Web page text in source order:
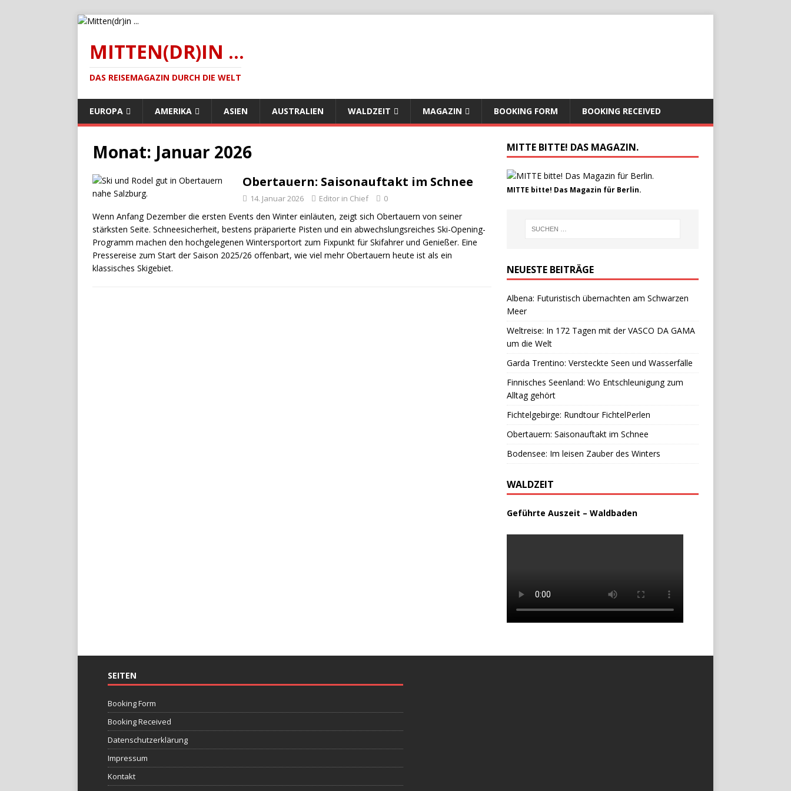
MITTEN(DR)IN ...
DAS REISEMAGAZIN DURCH DIE WELT
EUROPA AMERIKA ASIEN AUSTRALIEN WALDZEIT MAGAZIN BOOKING FORM BOOKING RECEIVED
Monat: Januar 2026
Obertauern: Saisonauftakt im Schnee
14. Januar 2026 Editor in Chief 0
Wenn Anfang Dezember die ersten Events den Winter einläuten, zeigt sich Obertauern von seiner
stärksten Seite. Schneesicherheit, bestens präparierte Pisten und ein abwechslungsreiches Ski-Opening-
Programm machen den hochgelegenen Wintersportort zum Fixpunkt für Skifahrer und Genießer. Eine
Pressereise zum Start der Saison 2025/26 offenbart, wie viel mehr Obertauern heute ist als ein
klassisches Skigebiet.
MITTE BITTE! DAS MAGAZIN.
MITTE bitte! Das Magazin für Berlin.
NEUESTE BEITRÄGE
Albena: Futuristisch übernachten am Schwarzen
Meer
Weltreise: In 172 Tagen mit der VASCO DA GAMA
um die Welt
Garda Trentino: Versteckte Seen und Wasserfälle
Finnisches Seenland: Wo Entschleunigung zum
Alltag gehört
Fichtelgebirge: Rundtour FichtelPerlen
Obertauern: Saisonauftakt im Schnee
Bodensee: Im leisen Zauber des Winters
WALDZEIT
Geführte Auszeit – Waldbaden
SEITEN
Booking Form
Booking Received
Datenschutzerklärung
Impressum
Kontakt